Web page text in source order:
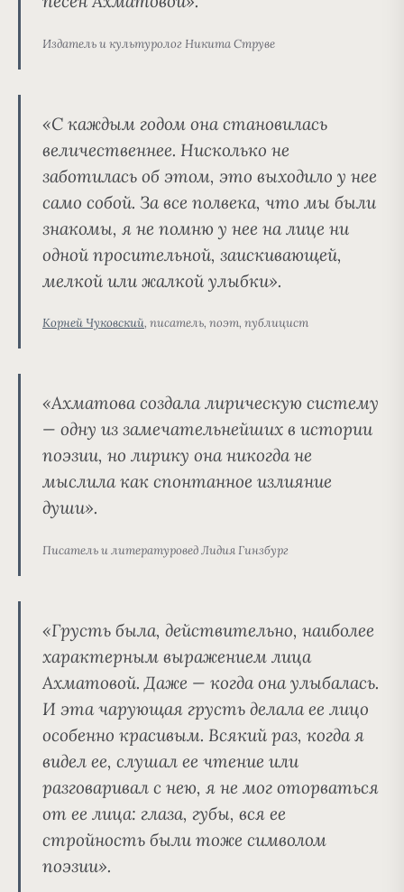
Издатель и культуролог Никита Струве
«С каждым годом она становилась
величественнее. Нисколько не
заботилась об этом, это выходило у нее
само собой. За все полвека, что мы были
знакомы, я не помню у нее на лице ни
одной просительной, заискивающей,
мелкой или жалкой улыбки».
Корней Чуковский, писатель, поэт, публицист
«Ахматова создала лирическую систему
— одну из замечательнейших в истории
поэзии, но лирику она никогда не
мыслила как спонтанное излияние
души».
Писатель и литературовед Лидия Гинзбург
«Грусть была, действительно, наиболее
характерным выражением лица
Ахматовой. Даже — когда она улыбалась.
И эта чарующая грусть делала ее лицо
особенно красивым. Всякий раз, когда я
видел ее, слушал ее чтение или
разговаривал с нею, я не мог оторваться
от ее лица: глаза, губы, вся ее
стройность были тоже символом
поэзии».